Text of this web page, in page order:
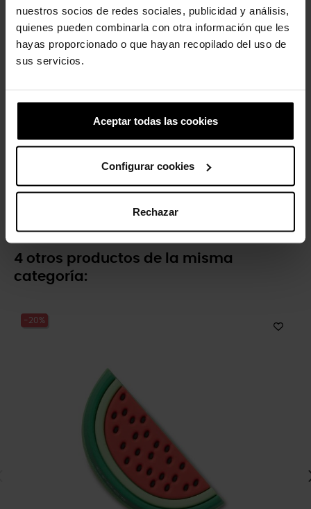
nuestros socios de redes sociales, publicidad y análisis,
quienes pueden combinarla con otra información que les
hayas proporcionado o que hayan recopilado del uso de
sus servicios.
Aceptar todas las cookies
Configurar cookies
Rechazar
-30%
4 otros productos de la misma
categoría:
-20%